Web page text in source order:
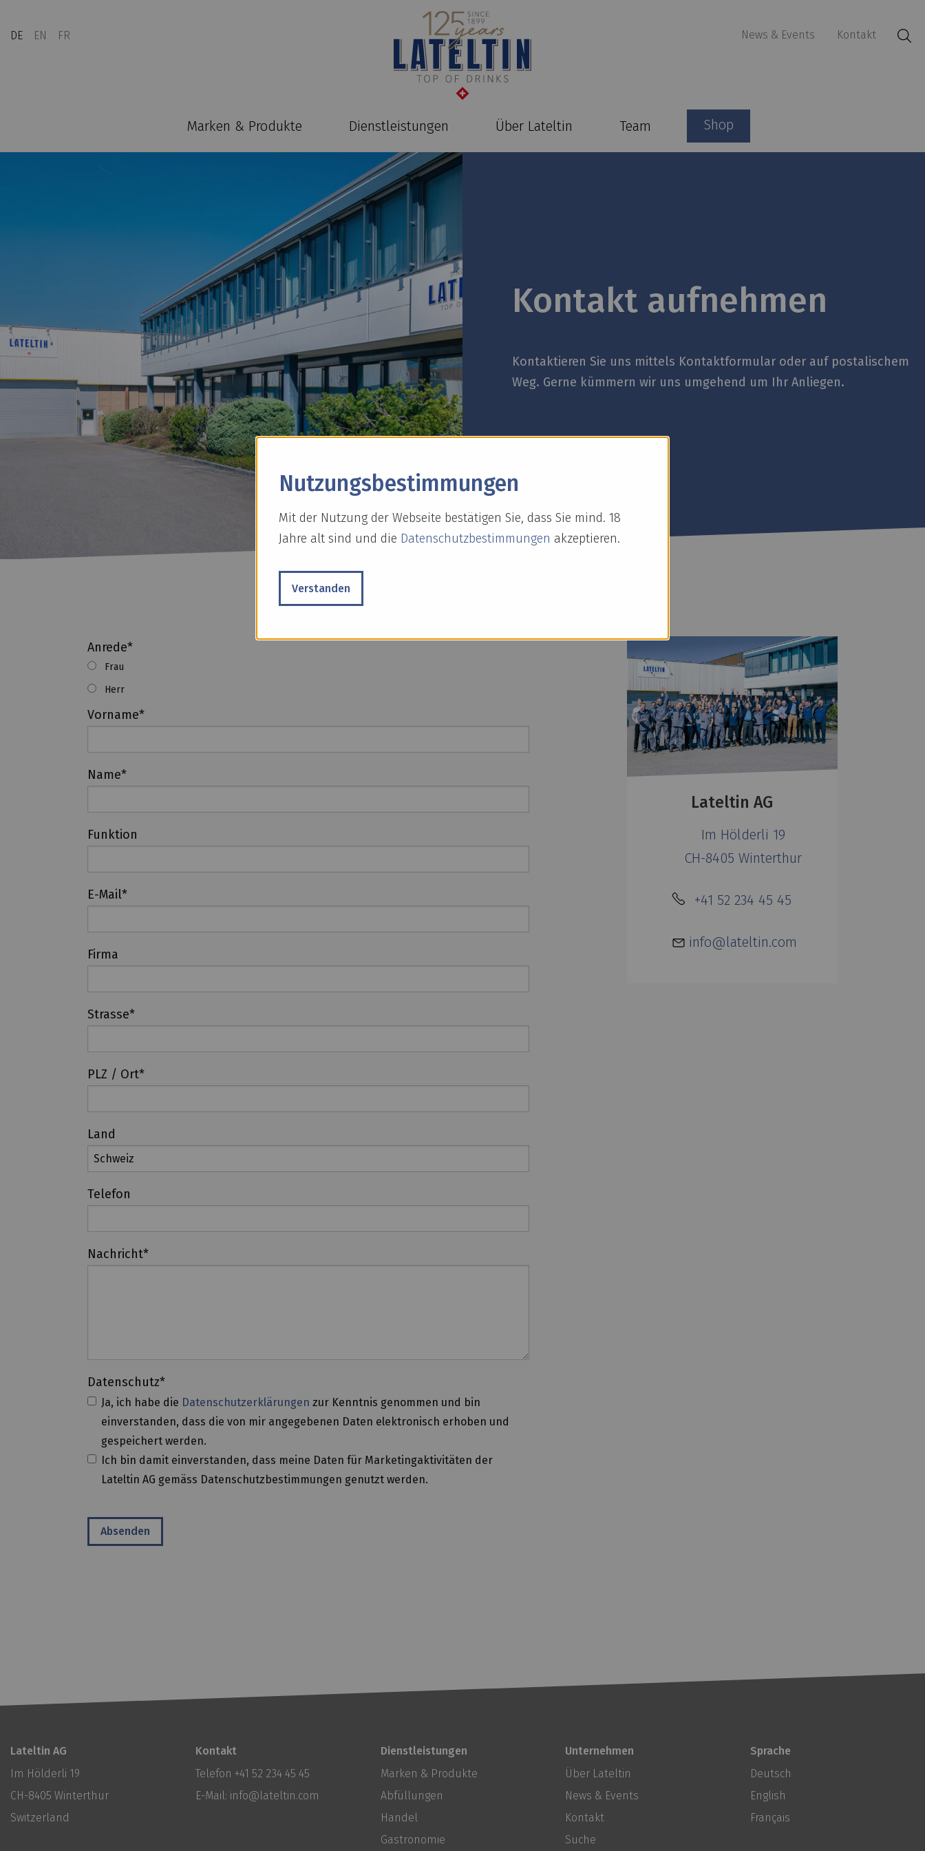
DE EN FR News & Events Kontakt
Marken & Produkte Dienstleistungen Über Lateltin Team Shop
Kontakt aufnehmen
Kontaktieren Sie uns mittels Kontaktformular oder auf postalischem
Weg. Gerne kümmern wir uns umgehend um Ihr Anliegen.
Anrede*
Frau
Herr
Vorname*
Name*
Funktion
E-Mail*
Firma
Strasse*
PLZ / Ort*
Land
Telefon
Nachricht*
Datenschutz*
Ja, ich habe die Datenschutzerklärungen zur Kenntnis genommen und bin
einverstanden, dass die von mir angegebenen Daten elektronisch erhoben und
gespeichert werden.
Ich bin damit einverstanden, dass meine Daten für Marketingaktivitäten der
Lateltin AG gemäss Datenschutzbestimmungen genutzt werden.
Lateltin AG
Im Hölderli 19
CH-8405 Winterthur
+41 52 234 45 45
info@lateltin.com
Lateltin AG
Im Hölderli 19
CH-8405 Winterthur
Switzerland
Kontakt
Telefon +41 52 234 45 45
E-Mail: info@lateltin.com
Dienstleistungen
Marken & Produkte
Abfüllungen
Handel
Gastronomie
Unternehmen
Über Lateltin
News & Events
Kontakt
Suche
Sprache
Deutsch
English
Français
Nutzungs­bestimmungen
Mit der Nutzung der Webseite bestätigen Sie, dass Sie mind. 18
Jahre alt sind und die Datenschutzbestimmungen akzeptieren.
Verstanden